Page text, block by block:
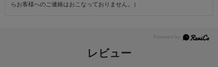
らお客様へのご連絡はおこなっておりません。）
レビュー